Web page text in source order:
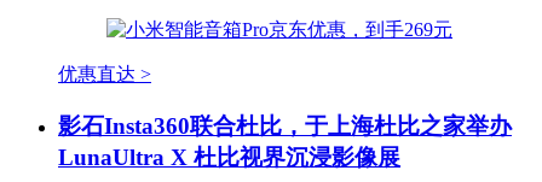
优惠直达 >
影石Insta360联合杜比，于上海杜比之家举办
LunaUltra X 杜比视界沉浸影像展